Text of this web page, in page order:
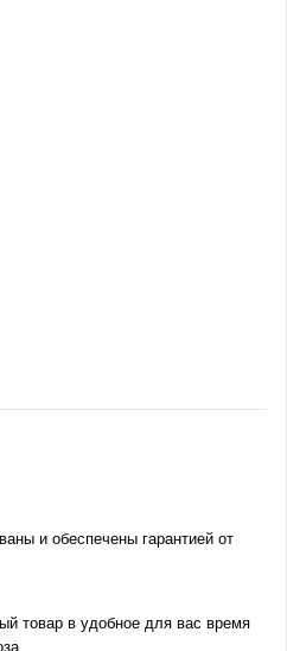
и обеспечены гарантией от
товар в удобное для вас время